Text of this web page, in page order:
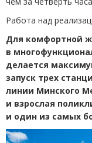
Работа над
Для комфортной
в
делается
запуск трех
линии Минского
и взрослая
и один из самых